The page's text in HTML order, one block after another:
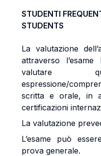
STUDENTI
STUDENTS
La valutazione
attraverso
valutare
espressione/
scritta e orale, in
certificazioni
La valutazione
L’esame può
prova generale.